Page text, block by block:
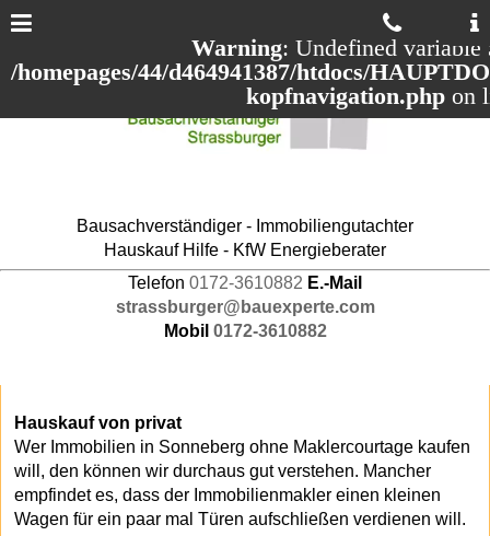
Warning: Undefined variable
/homepages/44/d464941387/htdocs/
kopfnavigation.php on
Bausachverständiger - Immobiliengutachter
Hauskauf Hilfe - KfW Energieberater
Telefon 0172-3610882 E.-Mail
strassburger@bauexperte.com
Mobil 0172-3610882
Hauskauf von privat
Wer Immobilien in Sonneberg ohne Maklercourtage kaufen
will, den können wir durchaus gut verstehen. Mancher
empfindet es, dass der Immobilienmakler einen kleinen
Wagen für ein paar mal Türen aufschließen verdienen will.